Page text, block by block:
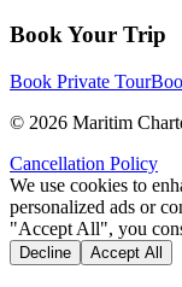
Book Your Trip
Book Private Tour
© 2026 Maritim
Cancellation Policy
We use cookies to
personalized ads or
"Accept All", you
Decline Accept All